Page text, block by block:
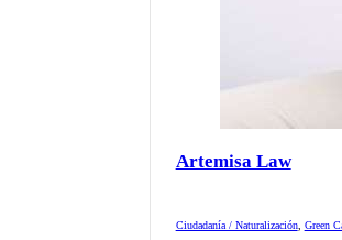
Artemisa Law
Ciudadanía / Naturalización, Green